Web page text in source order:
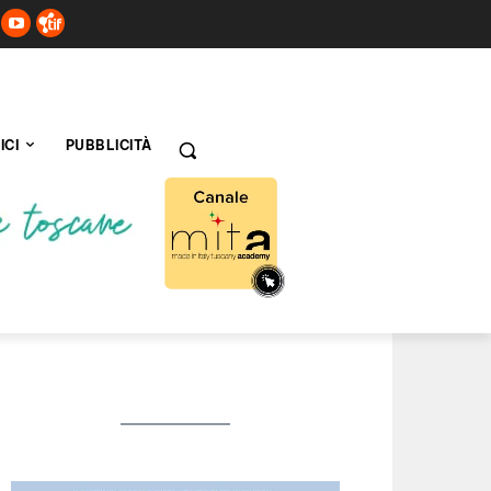
PUBBLICITÀ